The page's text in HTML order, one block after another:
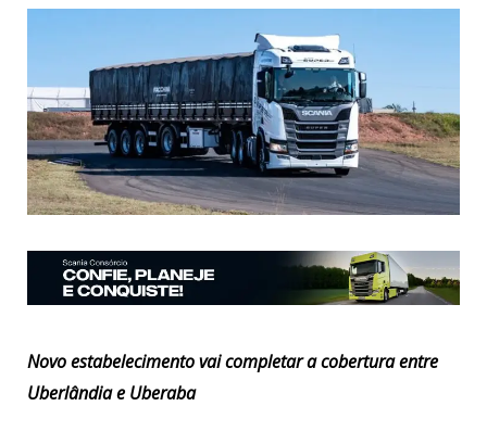
Novo estabelecimento vai completar a cobertura entre
Uberlândia e Uberaba